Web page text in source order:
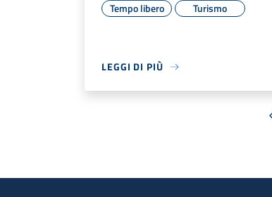
Tempo libero Turismo
LEGGI DI PIÙ